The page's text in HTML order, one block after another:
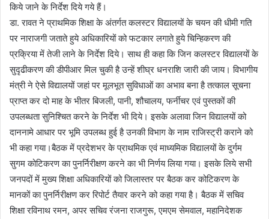
किये जाने के निर्देश दिये गये हैं।
डा. रावत ने प्राथमिक शिक्षा के अंतर्गत कलस्टर विद्यालयों के चयन की धीमी गति
पर नाराजगी जताते हुये अधिकारियों को फटकार लगाते हुये चिन्हिकरण की
प्रक्रिया में तेजी लाने के निर्देश दिये। साथ ही कहा कि जिन कलस्टर विद्यालयों के
सुदृढीकरण की डीपीआर मिल चुकी है उन्हें शीघ्र धनराशि जारी की जाय। विभागीय
मंत्री ने ऐसे विद्यालयों जहां पर मूलभूत सुविधाओं का अभाव बना है तत्काल सूचना
प्राप्त कर दो माह के भीतर बिजली, पानी, शौचालय, फर्नीचर एवं पुस्तकों की
उपलब्धता सुनिश्चित करने के निर्देश भी दिये। इसके अलावा जिन विद्यालयों को
दाननामे आधार पर भूमि उपलब्ध हुई है उनकी विभाग के नाम राजिस्ट्री कराने को
भी कहा गया।बैठक में प्रदेशभर के प्राथमिक एवं माध्यमिक विद्यालयों के दुर्गम
सुगम कोटिकरण का पुनर्निरीक्षण करने का भी निर्णय लिया गया। इसके लिये सभी
जनपदों में मुख्य शिक्षा अधिकारियों को जिलास्तर पर बैठक कर कोटिकरण के
मानकों का पुनर्निरीक्षण कर रिपोर्ट तैयार करने को कहा गया है। बैठक में सचिव
शिक्षा रविनाथ रमन, अपर सचिव रंजना राजगुरू, एमएम सेमवाल, महानिदेशक